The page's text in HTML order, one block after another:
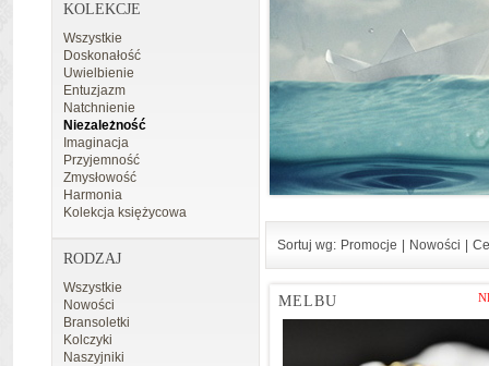
KOLEKCJE
Wszystkie
Doskonałość
Uwielbienie
Entuzjazm
Natchnienie
Niezależność
Imaginacja
Przyjemność
Zmysłowość
Harmonia
Kolekcja księżycowa
RODZAJ
Wszystkie
Nowości
Bransoletki
Kolczyki
Naszyjniki
Sortuj wg: Promocje Nowości
MELBU